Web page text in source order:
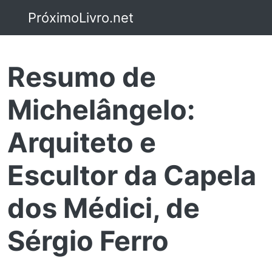
PróximoLivro.net
Resumo de
Michelângelo:
Arquiteto e
Escultor da Capela
dos Médici, de
Sérgio Ferro